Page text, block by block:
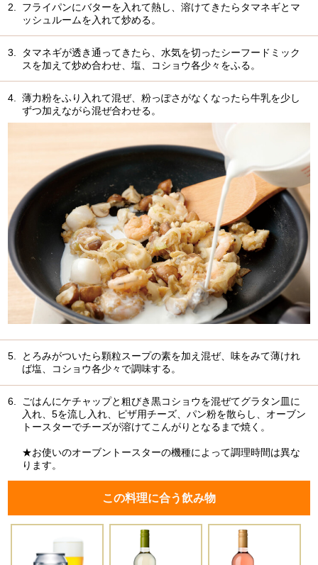
2.
フライパンにバターを入れて熱し、溶けてきたらタマネギとマ
ッシュルームを入れて炒める。
3.
タマネギが透き通ってきたら、水気を切ったシーフードミック
スを加えて炒め合わせ、塩、コショウ各少々をふる。
4.
薄力粉をふり入れて混ぜ、粉っぽさがなくなったら牛乳を少し
ずつ加えながら混ぜ合わせる。
5.
とろみがついたら顆粒スープの素を加え混ぜ、味をみて薄けれ
ば塩、コショウ各少々で調味する。
6.
ごはんにケチャップと粗びき黒コショウを混ぜてグラタン皿に
入れ、5を流し入れ、ピザ用チーズ、パン粉を散らし、オーブン
トースターでチーズが溶けてこんがりとなるまで焼く。
★お使いのオーブントースターの機種によって調理時間は異な
ります。
この料理に合う飲み物